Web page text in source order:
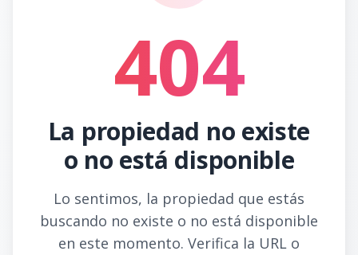
404
La propiedad no existe
o no está disponible
Lo sentimos, la propiedad que estás
buscando no existe o no está disponible
en este momento. Verifica la URL o